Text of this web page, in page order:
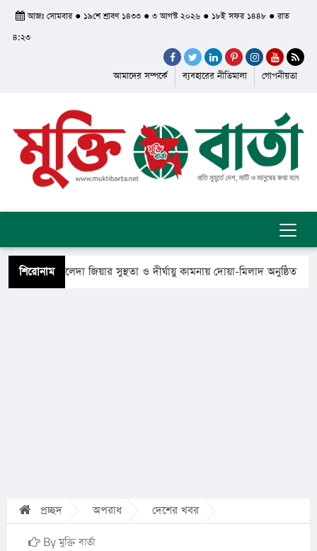
আজঃ সোমবার ● ১৯শে শ্রাবণ ১৪৩৩ ● ৩ আগস্ট ২০২৬ ● ১৮ই সফর ১৪৪৮ ● রাত
৪:২৩
আমাদের সম্পর্কে ব্যবহারের নীতিমালা গোপনীয়তা
শিরোনামখালেদা জিয়ার সুস্থতা ও দীর্ঘায়ু কামনায় দোয়া-মিলাদ অনুষ্ঠিত
প্রচ্ছদ অপরাধ দেশের খবর
By মুক্তি বার্তা